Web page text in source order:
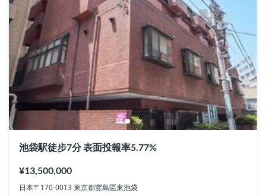
池袋駅徒步7分 表面投報率5.77%
¥13,500,000
日本〒170-0013 東京都豐島區東池袋